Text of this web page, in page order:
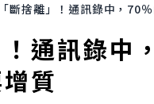
斷捨離」！通訊錄中，70
通訊錄中
質